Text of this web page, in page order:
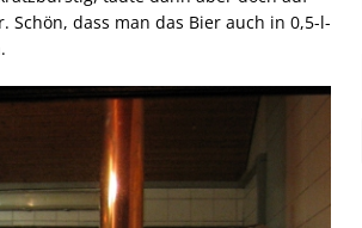
dass man das Bier auch in 0,5-l-